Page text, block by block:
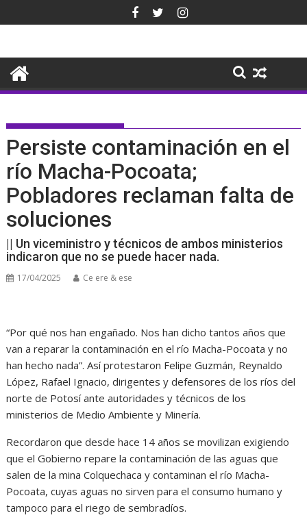
al
Persiste contaminación en el
río Macha-Pocoata;
Pobladores reclaman falta de
soluciones
|| Un viceministro y técnicos de ambos ministerios
indicaron que no se puede hacer nada.
17/04/2025 Ce ere & ese
“Por qué nos han engañado. Nos han dicho tantos años que
van a reparar la contaminación en el río Macha-Pocoata y no
han hecho nada”. Así protestaron Felipe Guzmán, Reynaldo
López, Rafael Ignacio, dirigentes y defensores de los ríos del
norte de Potosí ante autoridades y técnicos de los
ministerios de Medio Ambiente y Minería.
Recordaron que desde hace 14 años se movilizan exigiendo
que el Gobierno repare la contaminación de las aguas que
salen de la mina Colquechaca y contaminan el río Macha-
Pocoata, cuyas aguas no sirven para el consumo humano y
tampoco para el riego de sembradíos.